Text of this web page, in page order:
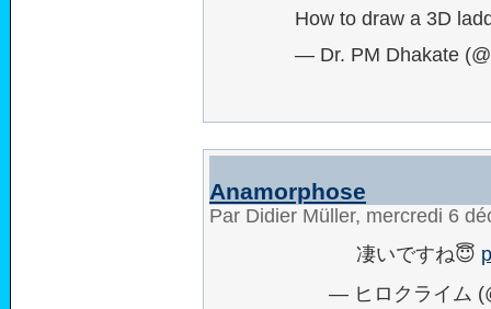
How to draw a 3D
— Dr. PM Dhakate
Anamorphose
Par Didier Müller, mercredi 6
凄いですね😇
— ヒロクライム